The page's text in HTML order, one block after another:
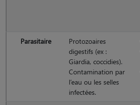
Parasitaire
Protozoaires
digestifs (ex :
Giardia, coccidies).
Contamination par
l’eau ou les selles
infectées.